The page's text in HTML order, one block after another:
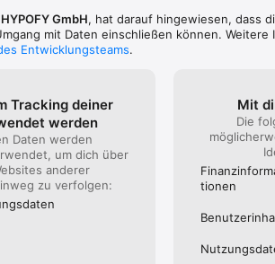
HYPOFY GmbH, hat darauf hingewiesen, dass
mit Daten einschließen können.
Entwicklungsteams.
Tracking deiner
werden
Daten werden
um dich über
anderer
zu verfolgen:
Mit
Die
tionen